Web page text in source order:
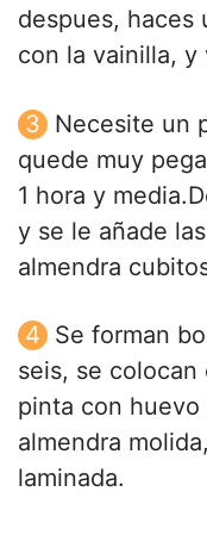
despues, haces
con la vainilla, y
Necesite un
quede muy
1 hora y
y se le añade
almendra
Se forman
seis, se
pinta con
almendra
laminada.